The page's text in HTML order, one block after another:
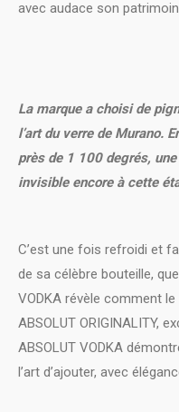
avec audace son
La marque a choisi de
l’art du verre de Murano.
près de 1 100 degrés,
invisible encore à cette
C’est une fois refroidi et
de sa célèbre bouteille,
VODKA révèle comment
ABSOLUT ORIGINALITY,
ABSOLUT VODKA
l’art d’ajouter, avec